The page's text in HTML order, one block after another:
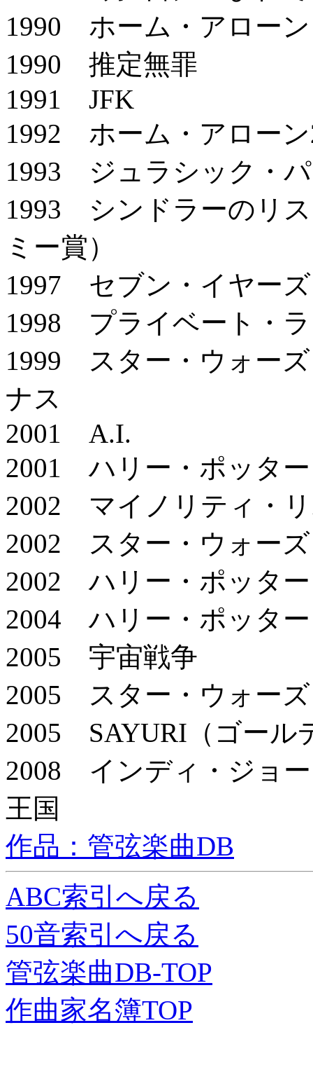
1990 ホーム・アローン
1990 推定無罪
1991 JFK
1992 ホーム・アロー
1993 ジュラシック・
1993 シンドラーのリ
ミー賞）
1997 セブン・イヤー
1998 プライベート・
1999 スター・ウォー
ナス
2001 A.I.
2001 ハリー・ポッタ
2002 マイノリティ・
2002 スター・ウォー
2002 ハリー・ポッタ
2004 ハリー・ポッタ
2005 宇宙戦争
2005 スター・ウォー
2005 SAYURI（ゴール
2008 インディ・ジョ
王国
作品：管弦楽曲DB
ABC索引へ戻る
50音索引へ戻る
管弦楽曲DB-TOP
作曲家名簿TOP